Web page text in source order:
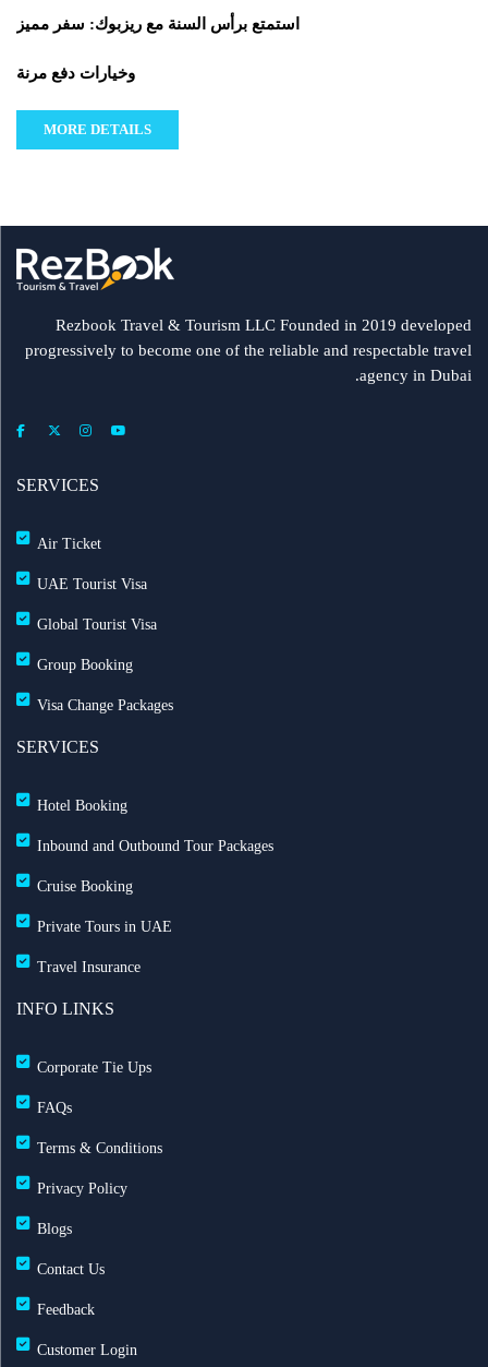
استمتع برأس السنة مع ريزبوك: سفر مميز
وخيارات دفع مرنة
MORE DETAILS
Rezbook Travel & Tourism LLC Founded in 2019 developed
progressively to become one of the reliable and respectable travel
agency in Dubai.
SERVICES
Air Ticket
UAE Tourist Visa
Global Tourist Visa
Group Booking
Visa Change Packages
SERVICES
Hotel Booking
Inbound and Outbound Tour Packages
Cruise Booking
Private Tours in UAE
Travel Insurance
INFO LINKS
Corporate Tie Ups
FAQs
Terms & Conditions
Privacy Policy
Blogs
Contact Us
Feedback
Customer Login